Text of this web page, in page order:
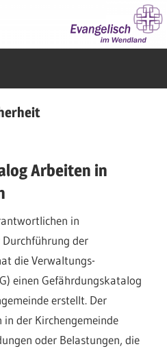
Arbeiten in
in
Durchführung der
die Verwaltungs-
einen Gefährdungskatalog
erstellt. Der
der Kirchengemeinde
oder Belastungen, die